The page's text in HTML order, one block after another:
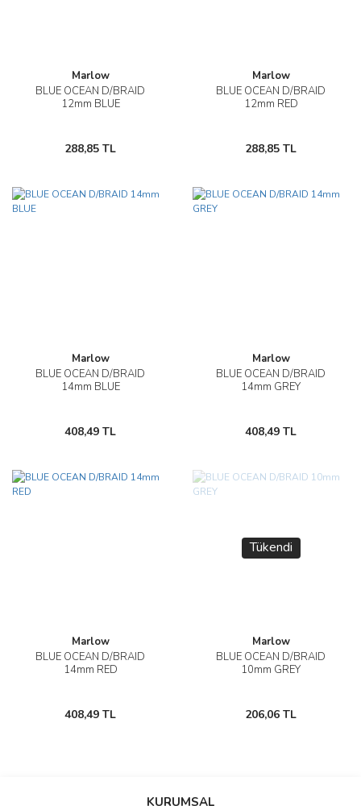
Marlow
BLUE OCEAN D/BRAID
12mm BLUE
288,85 TL
Marlow
BLUE OCEAN D/BRAID
12mm RED
288,85 TL
Marlow
BLUE OCEAN D/BRAID
14mm BLUE
408,49 TL
Marlow
BLUE OCEAN D/BRAID
14mm GREY
408,49 TL
Marlow
BLUE OCEAN D/BRAID
14mm RED
408,49 TL
Tükendi
Marlow
BLUE OCEAN D/BRAID
10mm GREY
206,06 TL
KURUMSAL